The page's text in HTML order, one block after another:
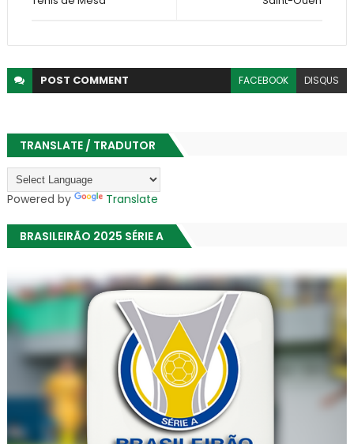
POST COMMENT FACEBOOK DISQUS
TRANSLATE / TRADUTOR
Powered by Translate
BRASILEIRÃO 2025 SÉRIE A